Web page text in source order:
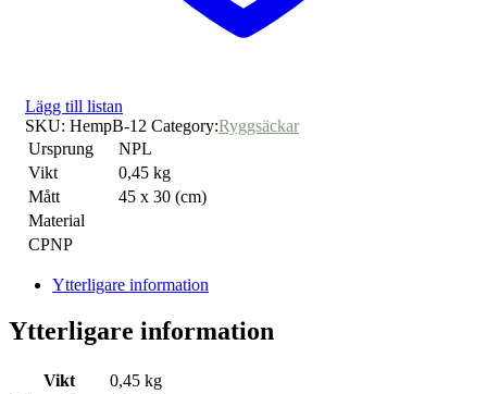
Lägg till listan
SKU: HempB-12 Category:Ryggsäckar
Ursprung
NPL
Vikt
0,45 kg
Mått
45 x 30 (cm)
Material
CPNP
Ytterligare information
Ytterligare information
Vikt
0,45 kg